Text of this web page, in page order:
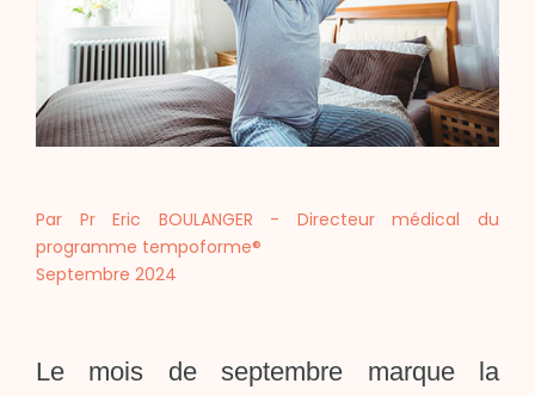
Par Pr Eric BOULANGER - Directeur médical du
programme tempoforme®
Septembre 2024
Le mois de septembre marque la